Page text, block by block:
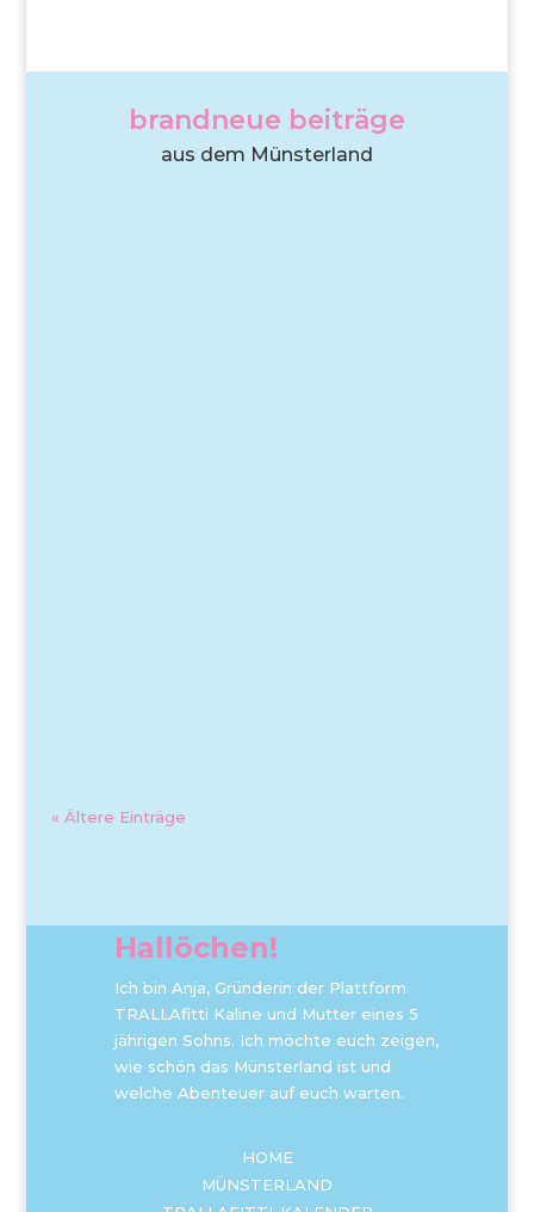
brandneue beiträge
aus dem Münsterland
« Ältere Einträge
Hallöchen!
Ich bin Anja, Gründerin der Plattform
TRALLAfitti Kaline und Mutter eines 5
jährigen Sohns. Ich möchte euch zeigen,
wie schön das Münsterland ist und
welche Abenteuer auf euch warten.
HOME
MÜNSTERLAND